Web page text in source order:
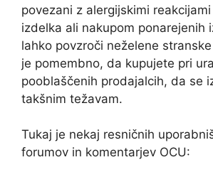
povezani z alergijskimi
izdelka ali nakupom ponarejenih
lahko povzroči neželene
je pomembno, da kupujete pri
pooblaščenih prodajalcih, da se
takšnim težavam.
Tukaj je nekaj resničnih
forumov in komentarjev OCU: